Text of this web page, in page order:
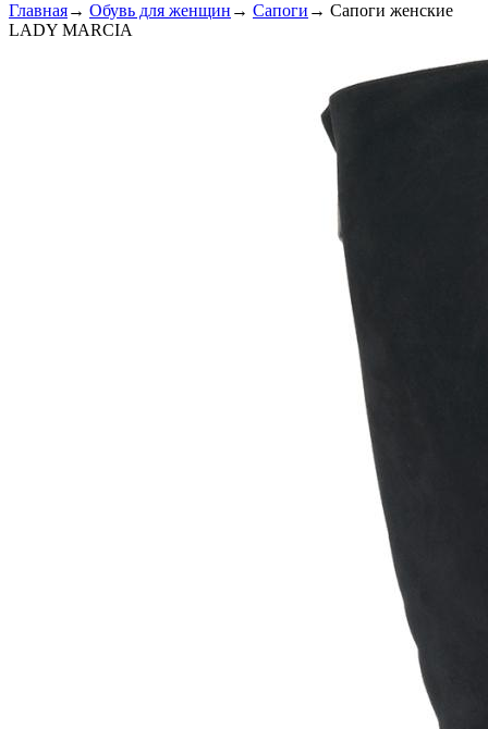
Главная→ Обувь для женщин → Сапоги → Сапоги женские
LADY MARCIA